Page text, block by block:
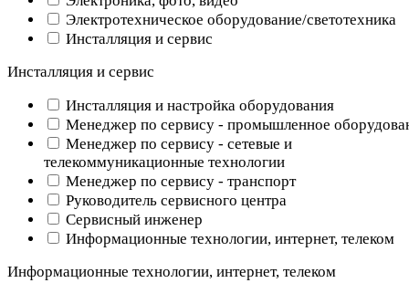
Электротехническое оборудование/светотехника
Инсталляция и сервис
Инсталляция и сервис
Инсталляция и настройка оборудования
Менеджер по сервису - промышленное
Менеджер по сервису - сетевые и
телекоммуникационные технологии
Менеджер по сервису - транспорт
Руководитель сервисного центра
Сервисный инженер
Информационные технологии, интернет, телеком
Информационные технологии, интернет, телеком